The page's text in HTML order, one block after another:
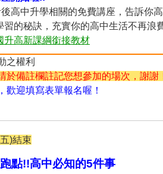
高中升學相關的免費講座，告訴你
的秘訣，充實你的高中生活不再浪
升高新課綱銜接教材
之權利
於備註欄註記您想參加的場次，謝謝
歡迎填寫表單報名喔！
)結束
點!!高中必知的5件事